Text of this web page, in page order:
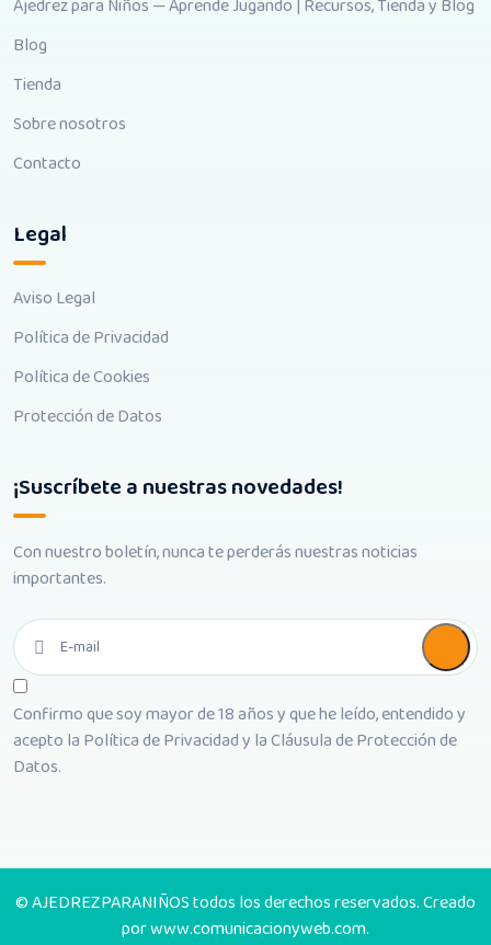
Ajedrez para Niños — Aprende Jugando | Recursos, Tienda y Blog
Blog
Tienda
Sobre nosotros
Contacto
Legal
Aviso Legal
Política de Privacidad
Política de Cookies
Protección de Datos
¡Suscríbete a nuestras novedades!
Con nuestro boletín, nunca te perderás nuestras noticias
importantes.
Confirmo que soy mayor de 18 años y que he leído, entendido y
acepto la Política de Privacidady laCláusula de Protección de
Datos.
© AJEDREZPARANIÑOS todos los derechos reservados. Creado
porwww.comunicacionyweb.com.